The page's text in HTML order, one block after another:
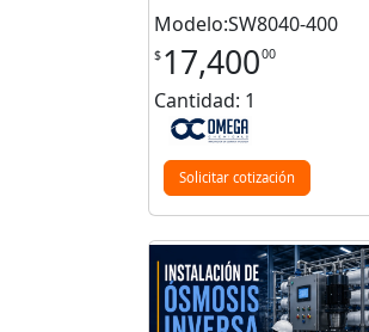
Modelo:SW8040-400
$ 17,40000
Cantidad: 1
Solicitar cotización